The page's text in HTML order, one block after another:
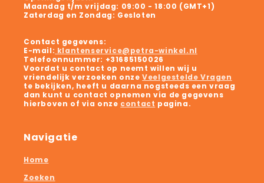
Maandag t/m vrijdag: 09:00 - 18:00 (GMT+1)
Zaterdag en Zondag: Gesloten
Contact gegevens:
E-mail: klantenservice@petra-winkel.nl
Telefoonnummer: +31685150026
Voordat u contact op neemt willen wij u
vriendelijk verzoeken onzeVeelgestelde Vragen
te bekijken, heeft u daarna nogsteeds een vraag
dan kunt u contact opnemen via de gegevens
hierboven of via onze contact pagina.
Navigatie
Home
Zoeken